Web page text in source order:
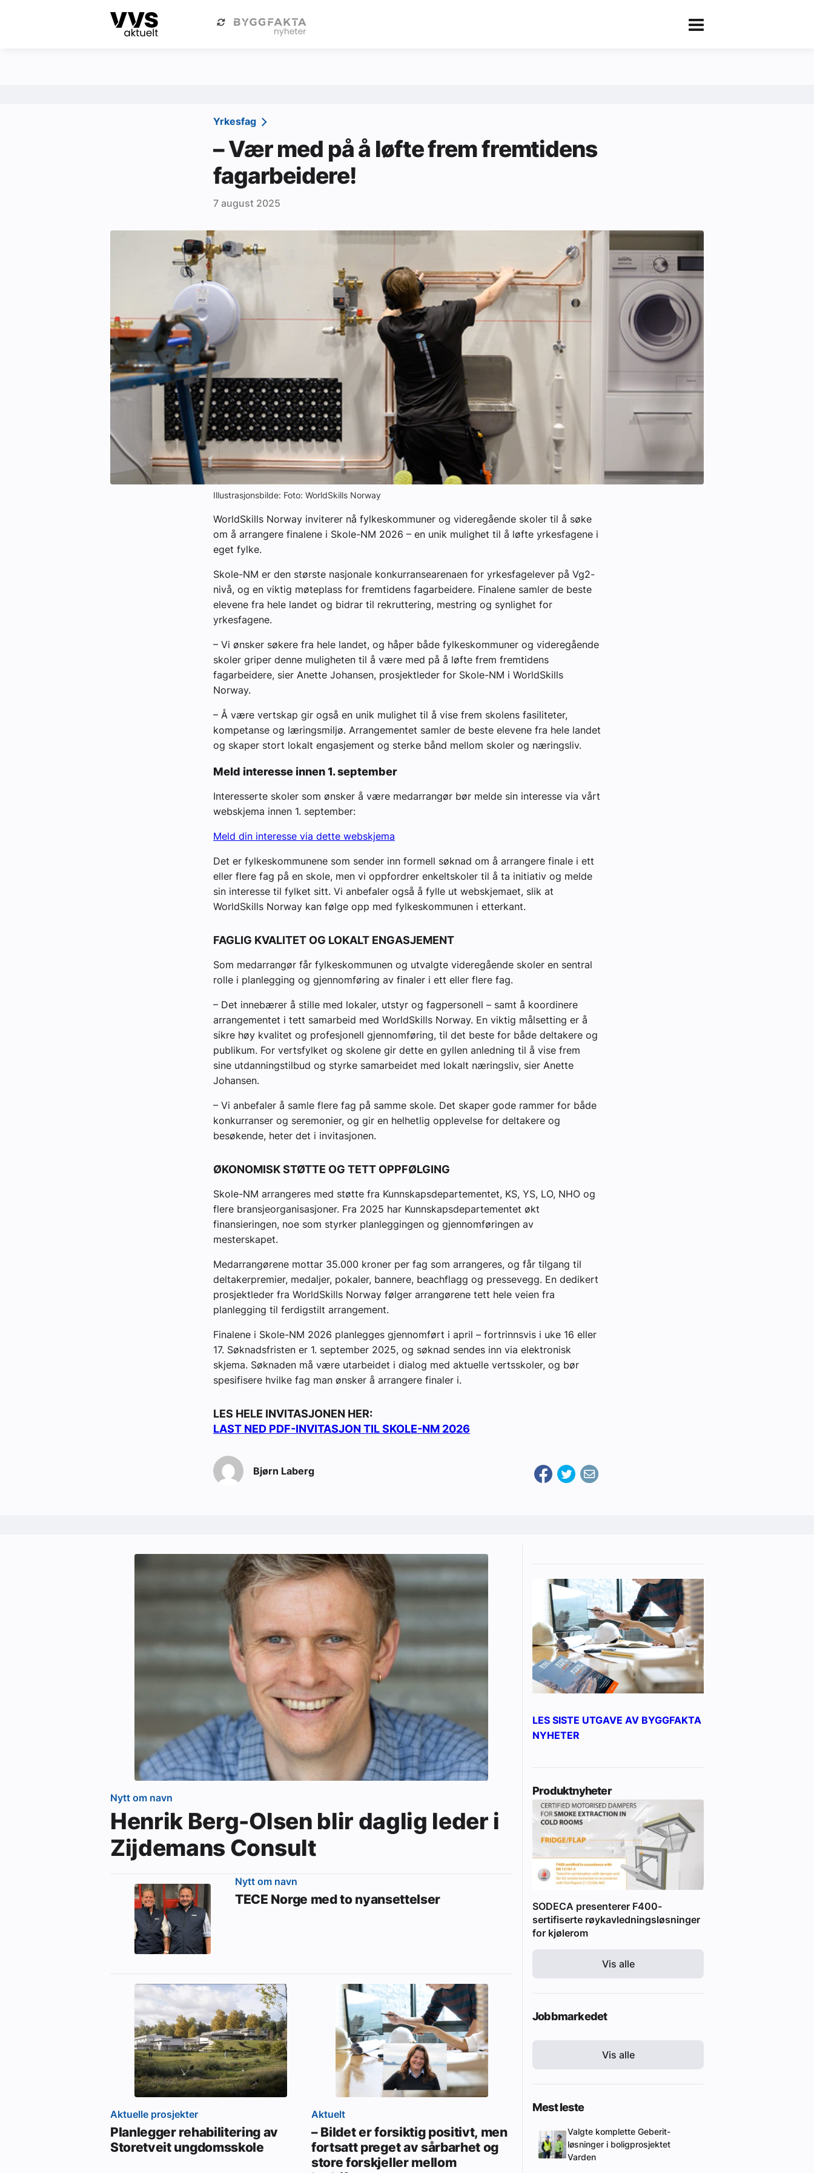
Kategorier Om VVS Aktuelt eBlad
Aktuelle prosjekter
Om VVS Aktuelt
Abonner på fagbladet Byggfakta Nyheter
Annonsere i VVS Aktuelt
Kontakt oss
Tips oss
eBlad
Yrkesfag
– Vær med på å løfte frem fremtidens
fagarbeidere!
7 august 2025
Illustrasjonsbilde: Foto: WorldSkills Norway
WorldSkills Norway inviterer nå fylkeskommuner og videregående skoler til å søke
om å arrangere finalene i Skole-NM 2026 – en unik mulighet til å løfte yrkesfagene i
eget fylke.
Skole-NM er den største nasjonale konkurransearenaen for yrkesfagelever på Vg2-
nivå, og en viktig møteplass for fremtidens fagarbeidere. Finalene samler de beste
elevene fra hele landet og bidrar til rekruttering, mestring og synlighet for
yrkesfagene.
– Vi ønsker søkere fra hele landet, og håper både fylkeskommuner og videregående
skoler griper denne muligheten til å være med på å løfte frem fremtidens
fagarbeidere, sier Anette Johansen, prosjektleder for Skole-NM i WorldSkills
Norway.
– Å være vertskap gir også en unik mulighet til å vise frem skolens fasiliteter,
kompetanse og læringsmiljø. Arrangementet samler de beste elevene fra hele landet
og skaper stort lokalt engasjement og sterke bånd mellom skoler og næringsliv.
Meld interesse innen 1. september
Interesserte skoler som ønsker å være medarrangør bør melde sin interesse via vårt
webskjema innen 1. september:
Meld din interesse via dette webskjema
Det er fylkeskommunene som sender inn formell søknad om å arrangere finale i ett
eller flere fag på en skole, men vi oppfordrer enkeltskoler til å ta initiativ og melde
sin interesse til fylket sitt. Vi anbefaler også å fylle ut webskjemaet, slik at
WorldSkills Norway kan følge opp med fylkeskommunen i etterkant.
FAGLIG KVALITET OG LOKALT ENGASJEMENT
Som medarrangør får fylkeskommunen og utvalgte videregående skoler en sentral
rolle i planlegging og gjennomføring av finaler i ett eller flere fag.
– Det innebærer å stille med lokaler, utstyr og fagpersonell – samt å koordinere
arrangementet i tett samarbeid med WorldSkills Norway. En viktig målsetting er å
sikre høy kvalitet og profesjonell gjennomføring, til det beste for både deltakere og
publikum. For vertsfylket og skolene gir dette en gyllen anledning til å vise frem
sine utdanningstilbud og styrke samarbeidet med lokalt næringsliv, sier Anette
Johansen.
– Vi anbefaler å samle flere fag på samme skole. Det skaper gode rammer for både
konkurranser og seremonier, og gir en helhetlig opplevelse for deltakere og
besøkende, heter det i invitasjonen.
ØKONOMISK STØTTE OG TETT OPPFØLGING
Skole-NM arrangeres med støtte fra Kunnskapsdepartementet, KS, YS, LO, NHO og
flere bransjeorganisasjoner. Fra 2025 har Kunnskapsdepartementet økt
finansieringen, noe som styrker planleggingen og gjennomføringen av
mesterskapet.
Medarrangørene mottar 35.000 kroner per fag som arrangeres, og får tilgang til
deltakerpremier, medaljer, pokaler, bannere, beachflagg og pressevegg. En dedikert
prosjektleder fra WorldSkills Norway følger arrangørene tett hele veien fra
planlegging til ferdigstilt arrangement.
Finalene i Skole-NM 2026 planlegges gjennomført i april – fortrinnsvis i uke 16 eller
17. Søknadsfristen er 1. september 2025, og søknad sendes inn via elektronisk
skjema. Søknaden må være utarbeidet i dialog med aktuelle vertsskoler, og bør
spesifisere hvilke fag man ønsker å arrangere finaler i.
LES HELE INVITASJONEN HER:
LAST NED PDF-INVITASJON TIL SKOLE-NM 2026
Bjørn Laberg
Nytt om navn
Henrik Berg-Olsen blir daglig leder i
Zijdemans Consult
Nytt om navn
TECE Norge med to nyansettelser
Aktuelle prosjekter
Planlegger rehabilitering av
Storetveit ungdomsskole
Aktuelt
– Bildet er forsiktig positivt, men
fortsatt preget av sårbarhet og
store forskjeller mellom
LES SISTE UTGAVE AV BYGGFAKTA
NYHETER
Produktnyheter
SODECA presenterer F400-
sertifiserte røykavledningsløsninger
for kjølerom
Vis alle
Jobbmarkedet
Vis alle
Mest leste
Valgte komplette Geberit-
løsninger i boligprosjektet
Varden